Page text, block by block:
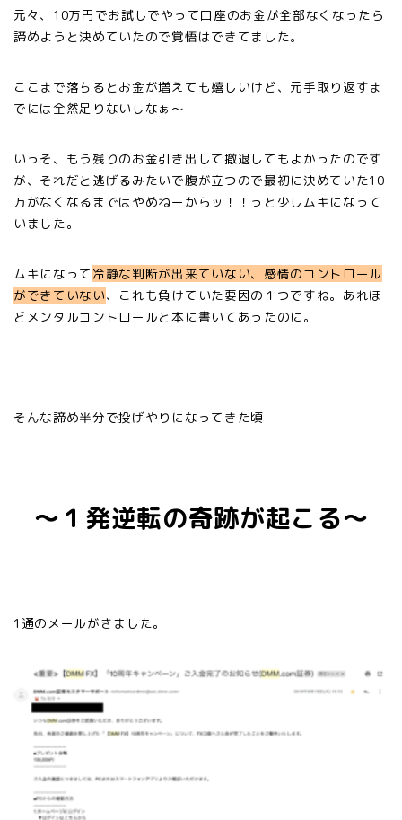
元々、10万円でお試しでやって口座のお金が全部なくなったら
諦めようと決めていたので覚悟はできてました。
ここまで落ちるとお金が増えても嬉しいけど、元手取り返すま
でには全然足りないしなぁ〜
いっそ、もう残りのお金引き出して撤退してもよかったのです
が、それだと逃げるみたいで腹が立つので最初に決めていた10
万がなくなるまではやめねーからッ！！っと少しムキになって
いました。
ムキになって 冷静な判断が出来ていない、感情のコントロール
ができていない、これも負けていた要因の１つですね。あれほ
どメンタルコントロールと本に書いてあったのに。
そんな諦め半分で投げやりになってきた頃
〜１発逆転の奇跡が起こる〜
1通のメールがきました。